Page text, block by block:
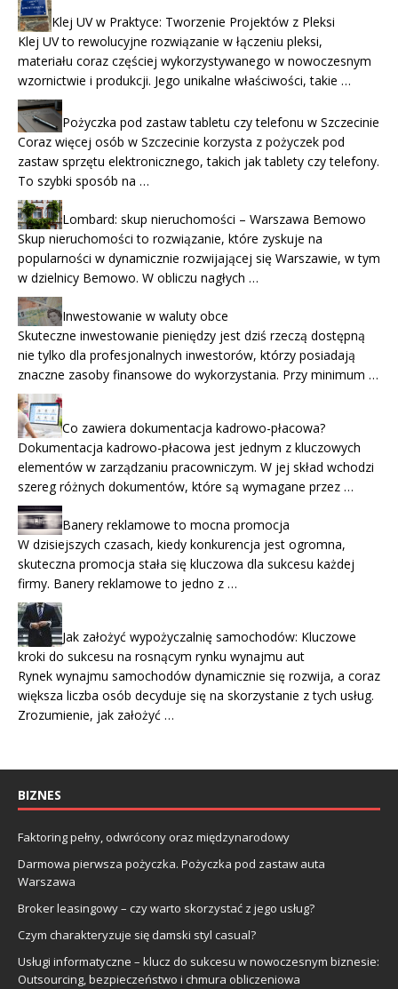
Klej UV w Praktyce: Tworzenie Projektów z Pleksi
Klej UV to rewolucyjne rozwiązanie w łączeniu pleksi,
materiału coraz częściej wykorzystywanego w nowoczesnym
wzornictwie i produkcji. Jego unikalne właściwości, takie …
Pożyczka pod zastaw tabletu czy telefonu w Szczecinie
Coraz więcej osób w Szczecinie korzysta z pożyczek pod
zastaw sprzętu elektronicznego, takich jak tablety czy telefony.
To szybki sposób na …
Lombard: skup nieruchomości – Warszawa Bemowo
Skup nieruchomości to rozwiązanie, które zyskuje na
popularności w dynamicznie rozwijającej się Warszawie, w tym
w dzielnicy Bemowo. W obliczu nagłych …
Inwestowanie w waluty obce
Skuteczne inwestowanie pieniędzy jest dziś rzeczą dostępną
nie tylko dla profesjonalnych inwestorów, którzy posiadają
znaczne zasoby finansowe do wykorzystania. Przy minimum …
Co zawiera dokumentacja kadrowo-płacowa?
Dokumentacja kadrowo-płacowa jest jednym z kluczowych
elementów w zarządzaniu pracowniczym. W jej skład wchodzi
szereg różnych dokumentów, które są wymagane przez …
Banery reklamowe to mocna promocja
W dzisiejszych czasach, kiedy konkurencja jest ogromna,
skuteczna promocja stała się kluczowa dla sukcesu każdej
firmy. Banery reklamowe to jedno z …
Jak założyć wypożyczalnię samochodów: Kluczowe
kroki do sukcesu na rosnącym rynku wynajmu aut
Rynek wynajmu samochodów dynamicznie się rozwija, a coraz
większa liczba osób decyduje się na skorzystanie z tych usług.
Zrozumienie, jak założyć …
BIZNES
Faktoring pełny, odwrócony oraz międzynarodowy
Darmowa pierwsza pożyczka. Pożyczka pod zastaw auta
Warszawa
Broker leasingowy – czy warto skorzystać z jego usług?
Czym charakteryzuje się damski styl casual?
Usługi informatyczne – klucz do sukcesu w nowoczesnym biznesie:
Outsourcing, bezpieczeństwo i chmura obliczeniowa